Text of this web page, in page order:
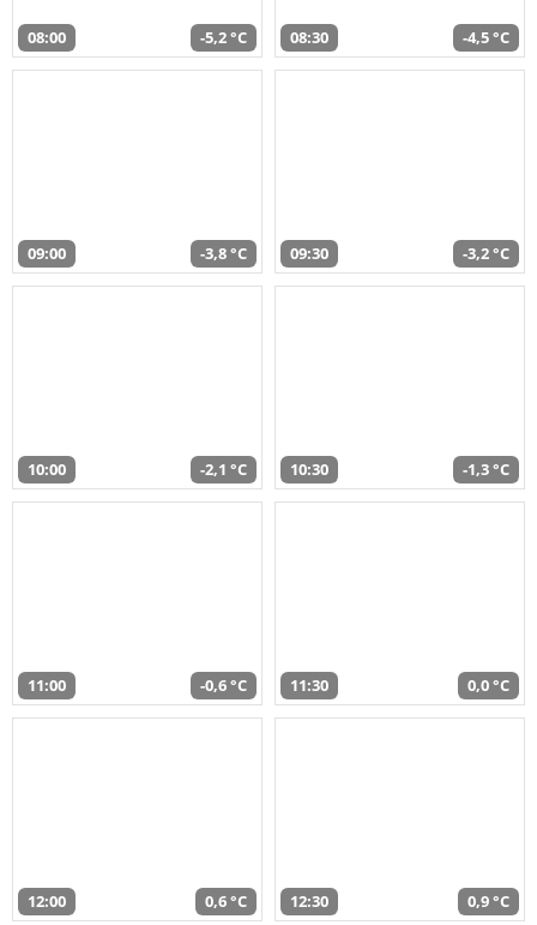
08:00 -5,2 °C 08:30 -4,5 °C
09:00 -3,8 °C 09:30 -3,2 °C
10:00 -2,1 °C 10:30 -1,3 °C
11:00 -0,6 °C 11:30 0,0 °C
12:00 0,6 °C 12:30 0,9 °C